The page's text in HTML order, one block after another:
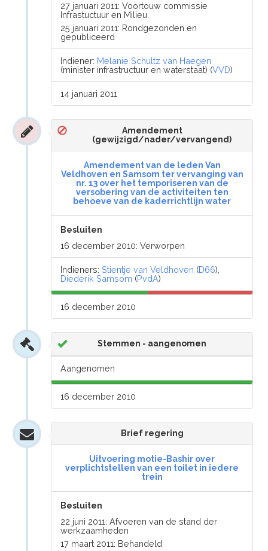
27 januari 2011: Voortouw commissie
Infrastuctuur en Milieu.
25 januari 2011: Rondgezonden en
gepubliceerd
Indiener: Melanie Schultz van Haegen
(minister infrastructuur en waterstaat) (VVD)
14 januari 2011
Amendement
(gewijzigd/nader/vervangend)
Amendement van de leden Van
Veldhoven en Samsom ter vervanging van
nr. 13 over het temporiseren van de
versobering van de activiteiten ten
behoeve van de kaderrichtlijn water
Besluiten
16 december 2010: Verworpen
Indieners:Stientje van Veldhoven (D66),
Diederik Samsom (PvdA)
16 december 2010
Stemmen - aangenomen
Aangenomen
16 december 2010
Brief regering
Uitvoering motie-Bashir over
verplichtstellen van een toilet in iedere
trein
Besluiten
22 juni 2011: Afvoeren van de stand der
werkzaamheden
17 maart 2011: Behandeld